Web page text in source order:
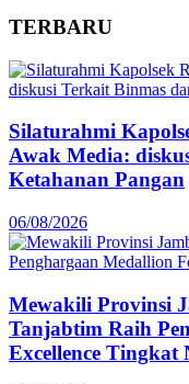
TERBARU
Silaturahmi
Awak Media:
Ketahanan Pangan
06/08/2026
Mewakili Provinsi
Tanjabtim Raih
Excellence Tingkat